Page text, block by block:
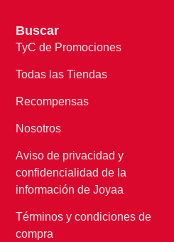
Buscar
TyC de Promociones
Todas las Tiendas
Recompensas
Nosotros
Aviso de privacidad y
confidencialidad de la
información de Joyaa
Términos y condiciones de
compra